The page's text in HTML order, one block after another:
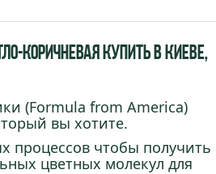
коричневая купить в Киеве,
(Formula from America)
вы хотите.
процессов чтобы получить
цветных молекул для